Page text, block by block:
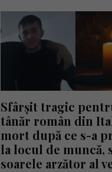
Sfârșit tragic
tânăr român din
mort după ce s-a
la locul de muncă,
soarele arzător al